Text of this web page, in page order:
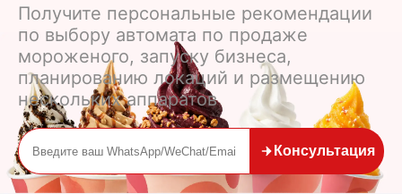
Получите персональные рекомендации
по выбору автомата по продаже
мороженого, запуску бизнеса,
планированию локаций и размещению
нескольких аппаратов
Консультация